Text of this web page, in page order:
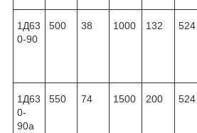
1Д63
0-90
500 38 1000 132 524
1Д63
0-
90а
550 74 1500 200 524